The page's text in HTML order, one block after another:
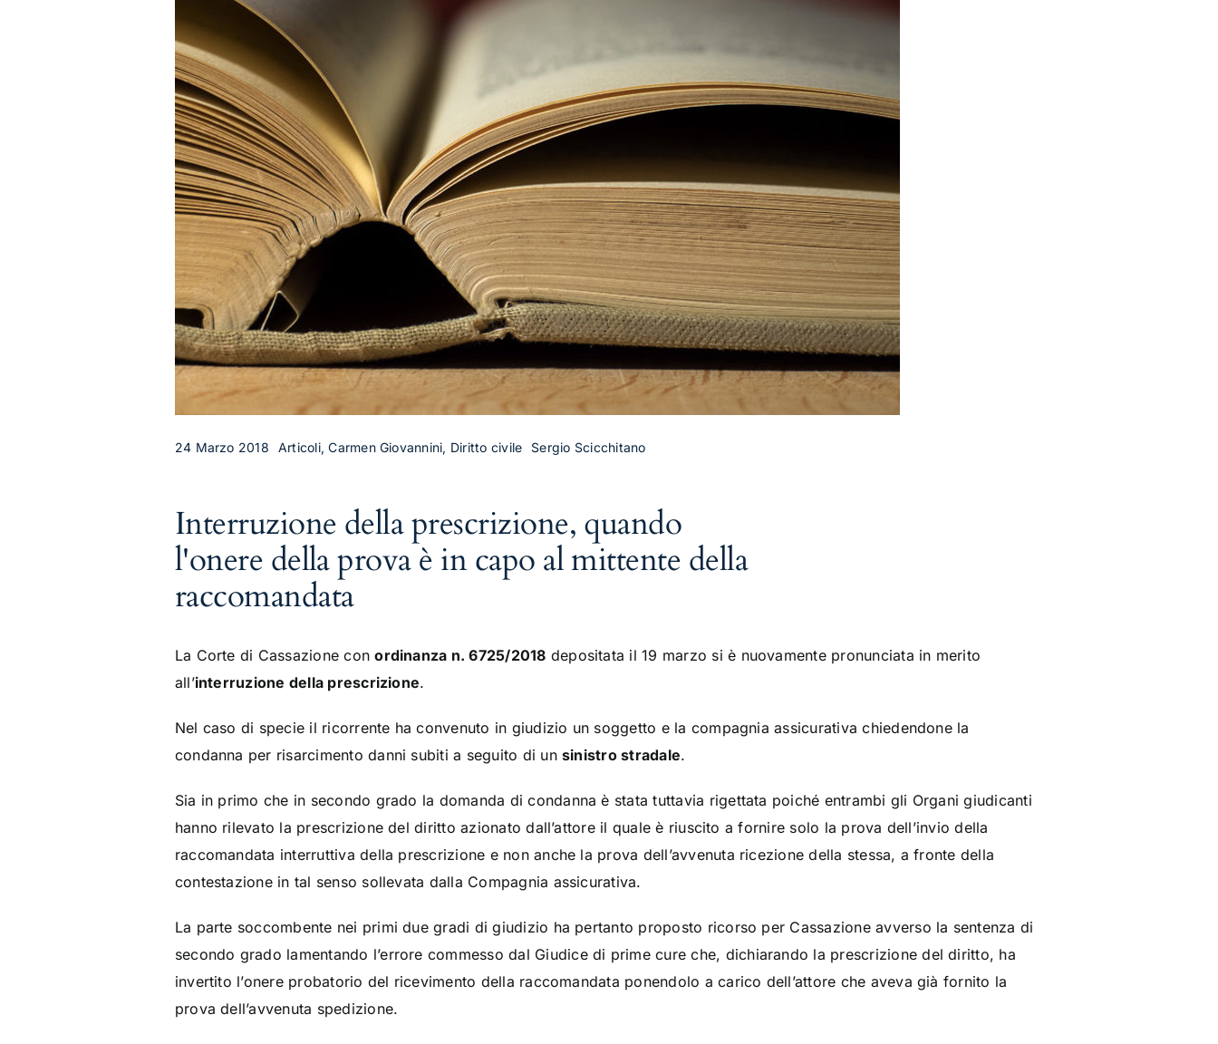
24 Marzo 2018 Articoli, Carmen Giovannini, Diritto civile Sergio Scicchitano
Interruzione della prescrizione, quando
l'onere della prova è in capo al mittente della
raccomandata
La Corte di Cassazione conordinanza n. 6725/2018 depositata il 19 marzo si è nuovamente pronunciata in merito
all’interruzione della prescrizione.
Nel caso di specie il ricorrente ha convenuto in giudizio un soggetto e la compagnia assicurativa chiedendone la
condanna per risarcimento danni subiti a seguito di un sinistro stradale.
Sia in primo che in secondo grado la domanda di condanna è stata tuttavia rigettata poiché entrambi gli Organi giudicanti
hanno rilevato la prescrizione del diritto azionato dall’attore il quale è riuscito a fornire solo la prova dell’invio della
raccomandata interruttiva della prescrizione e non anche la prova dell’avvenuta ricezione della stessa, a fronte della
contestazione in tal senso sollevata dalla Compagnia assicurativa.
La parte soccombente nei primi due gradi di giudizio ha pertanto proposto ricorso per Cassazione avverso la sentenza di
secondo grado lamentando l’errore commesso dal Giudice di prime cure che, dichiarando la prescrizione del diritto, ha
invertito l’onere probatorio del ricevimento della raccomandata ponendolo a carico dell’attore che aveva già fornito la
prova dell’avvenuta spedizione.